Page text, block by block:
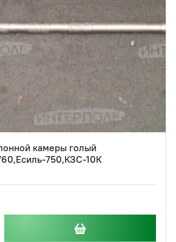
камеры голый
750,КЗС-10К